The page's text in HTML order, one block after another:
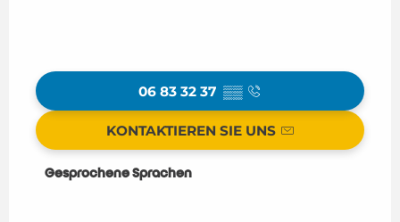
06 83 32 37 ▒▒
KONTAKTIEREN SIE UNS
Gesprochene Sprachen
Gesprochene Sprachen